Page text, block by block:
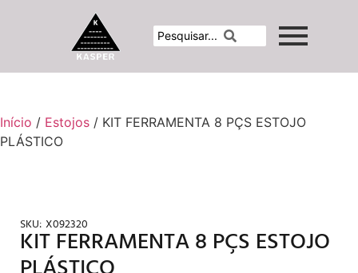
Início / Estojos / KIT FERRAMENTA 8 PÇS ESTOJO
PLÁSTICO
SKU: X092320
KIT FERRAMENTA 8 PÇS ESTOJO